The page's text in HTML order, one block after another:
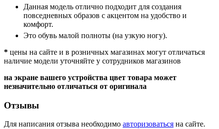
Данная модель отлично подходит для создания
повседневных образов с акцентом на удобство и
комфорт.
Это обувь малой полноты (на узкую ногу).
* цены на сайте и в розничных магазинах могут отличаться
наличие модели уточняйте у сотрудников магазинов
на экране вашего устройства цвет товара может
незначительно отличаться от оригинала
Отзывы
Для написания отзыва необходимо авторизоваться на сайте.